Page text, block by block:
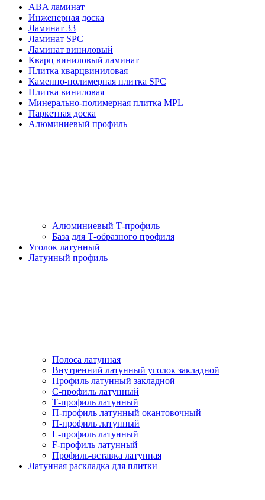
ABA ламинат
Инженерная доска
Ламинат 33
Ламинат SPC
Ламинат виниловый
Кварц виниловый ламинат
Плитка кварцвиниловая
Каменно-полимерная плитка SPC
Плитка виниловая
Минерально-полимерная плитка MPL
Паркетная доска
Алюминиевый профиль
Алюминиевый Т-профиль
База для Т-образного профиля
Уголок латунный
Латунный профиль
Полоса латунная
Внутренний латунный уголок закладной
Профиль латунный закладной
С-профиль латунный
Т-профиль латунный
П-профиль латунный окантовочный
П-профиль латунный
L-профиль латунный
F-профиль латунный
Профиль-вставка латунная
Латунная раскладка для плитки